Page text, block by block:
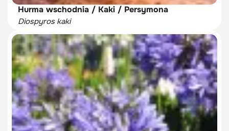
Hurma wschodnia / Kaki / Persymona
Diospyros kaki